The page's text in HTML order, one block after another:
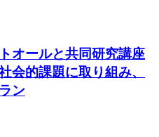
オールと共同研究講座
的課題に取り組み、
ン